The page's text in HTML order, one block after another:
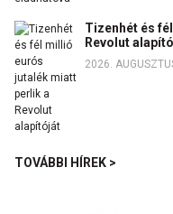
Tizenhét és
Revolut
2026.
TOVÁBBI HÍREK >